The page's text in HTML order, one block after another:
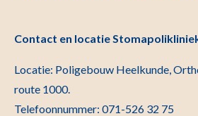
Contact en locatie
Locatie: Poligebouw Heelkunde,
route 1000.
Telefoonnummer: 071-526 32 75